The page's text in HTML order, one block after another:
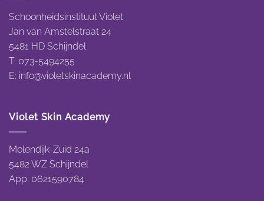
Schoonheidsinstituut Violet
Jan van Amstelstraat 24
5481 HD Schijndel
T: 073-5494255
E: info@violetskinacademy.nl
Violet Skin Academy
Molendijk-Zuid 24a
5482 WZ Schijndel
App: 0621590784